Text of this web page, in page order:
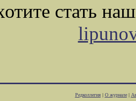
стать
Редколлегия| О журнале|